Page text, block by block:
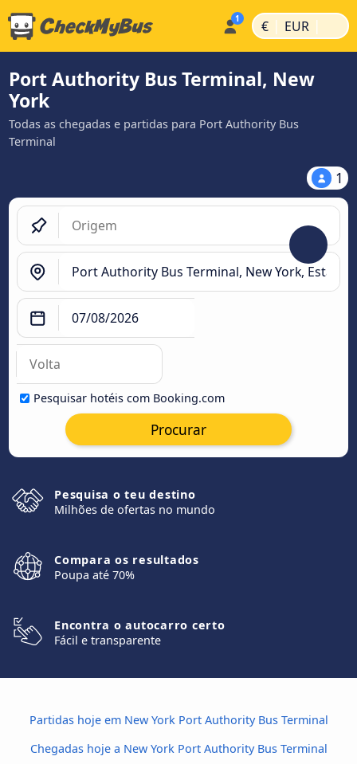
€ | EUR |
Port Authority Bus Terminal, New
York
Todas as chegadas e partidas para Port Authority Bus
Terminal
1
Pesquisar hotéis com Booking.com
Procurar
Pesquisa o teu destino
Milhões de ofertas no mundo
Compara os resultados
Poupa até 70%
Encontra o autocarro certo
Fácil e transparente
Partidas hoje em New York Port Authority Bus Terminal
Chegadas hoje a New York Port Authority Bus Terminal